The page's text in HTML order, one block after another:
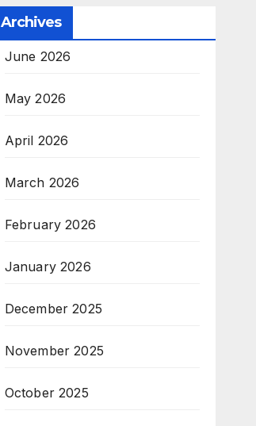
Archives
June 2026
May 2026
April 2026
March 2026
February 2026
January 2026
December 2025
November 2025
October 2025